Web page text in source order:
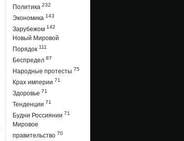
Политика 232
Экономика 143
Зарубежом 142
Новый Мировой
Порядок 111
Беспредел 87
Народные протесты 75
Крах империи 71
Здоровье 71
Тенденции 71
Будни Россиянии 71
Мировое
правительство 70